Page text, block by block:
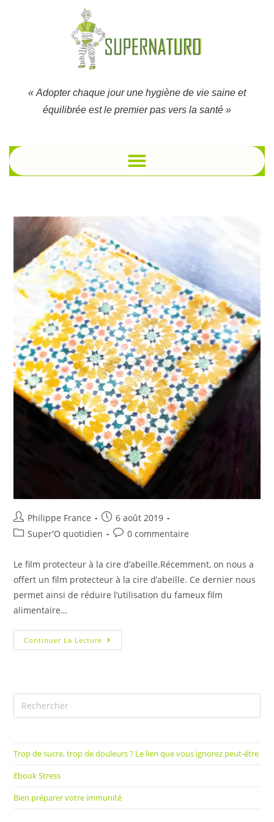
« Adopter chaque jour une hygiène de vie saine et
équilibrée est le premier pas vers la santé »
Philippe France
6 août 2019
Super'O quotidien
0 commentaire
Le film protecteur à la cire d’abeille.Récemment, on nous a
offert un film protecteur à la cire d’abeille. Ce dernier nous
permet ainsi de réduire l’utilisation du fameux film
alimentaire…
Continuer La Lecture
Trop de sucre, trop de douleurs ? Le lien que vous ignorez peut-être
Ebook Stress
Bien préparer votre immunité